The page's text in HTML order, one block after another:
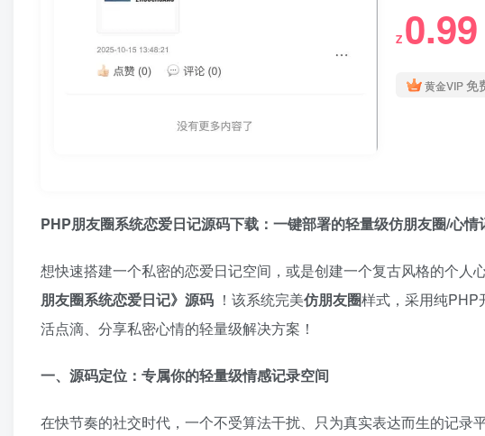
Z 0.99
黄金VIP免
PHP朋友圈系统恋爱日记源码下载：一键部署的轻量级仿朋友圈/心情
想快速搭建一个私密的恋爱日记空间，或是创建一个复古风格的个人
朋友圈系统恋爱日记》源码 ​ ！该系统完美仿朋友圈样式，采用纯PHP
活点滴、分享私密心情的轻量级解决方案！
一、源码定位：专属你的轻量级情感记录空间
在快节奏的社交时代，一个不受算法干扰、只为真实表达而生的记录